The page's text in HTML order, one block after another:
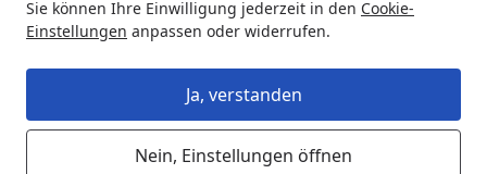
Sie können Ihre Einwilligung jederzeit in den Cookie-
Einstellungen anpassen oder widerrufen.
Ja, verstanden
Nein, Einstellungen öffnen